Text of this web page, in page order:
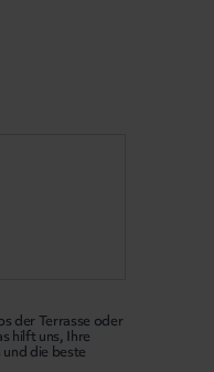
der Terrasse oder
hilft uns, Ihre
die beste